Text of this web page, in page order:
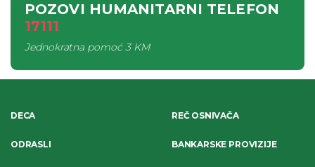
POZOVI HUMANITARNI TELEFON
17111
Jednokratna pomoć3 KM
DECA
ODRASLI
REČ OSNIVAČA
BANKARSKE PROVIZIJE